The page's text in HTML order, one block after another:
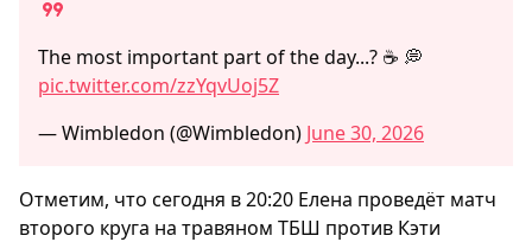
The most important part of the day...? ☕️ 💭
pic.twitter.com/zzYqvUoj5Z
— Wimbledon (@Wimbledon) June 30, 2026
Отметим, что сегодня в 20:20 Елена проведёт матч
второго круга на травяном ТБШ против Кэти